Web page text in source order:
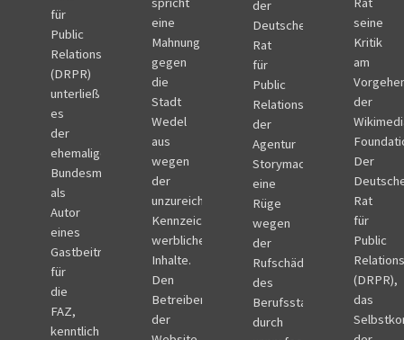
für
Public
Relations
(DRPR)
unterließ
es
der
ehemalige
Bundesminister
als
Autor
eines
Gastbeitrags
für
die
FAZ,
kenntlich
eine
Mahnung
gegen
die
Stadt
Wedel
aus
wegen
der
unzureichenden
Kennzeichnung
werblicher
Inhalte.
Den
Betreibern
der
der
Deutsche
Rat
für
Public
Relations
der
Agentur
Storymachine
eine
Rüge
wegen
der
Rufschädigung
des
Berufsstands
durch
seine
Kritik
am
der
Der
Rat
für
Public
Relations
(DRPR),
das